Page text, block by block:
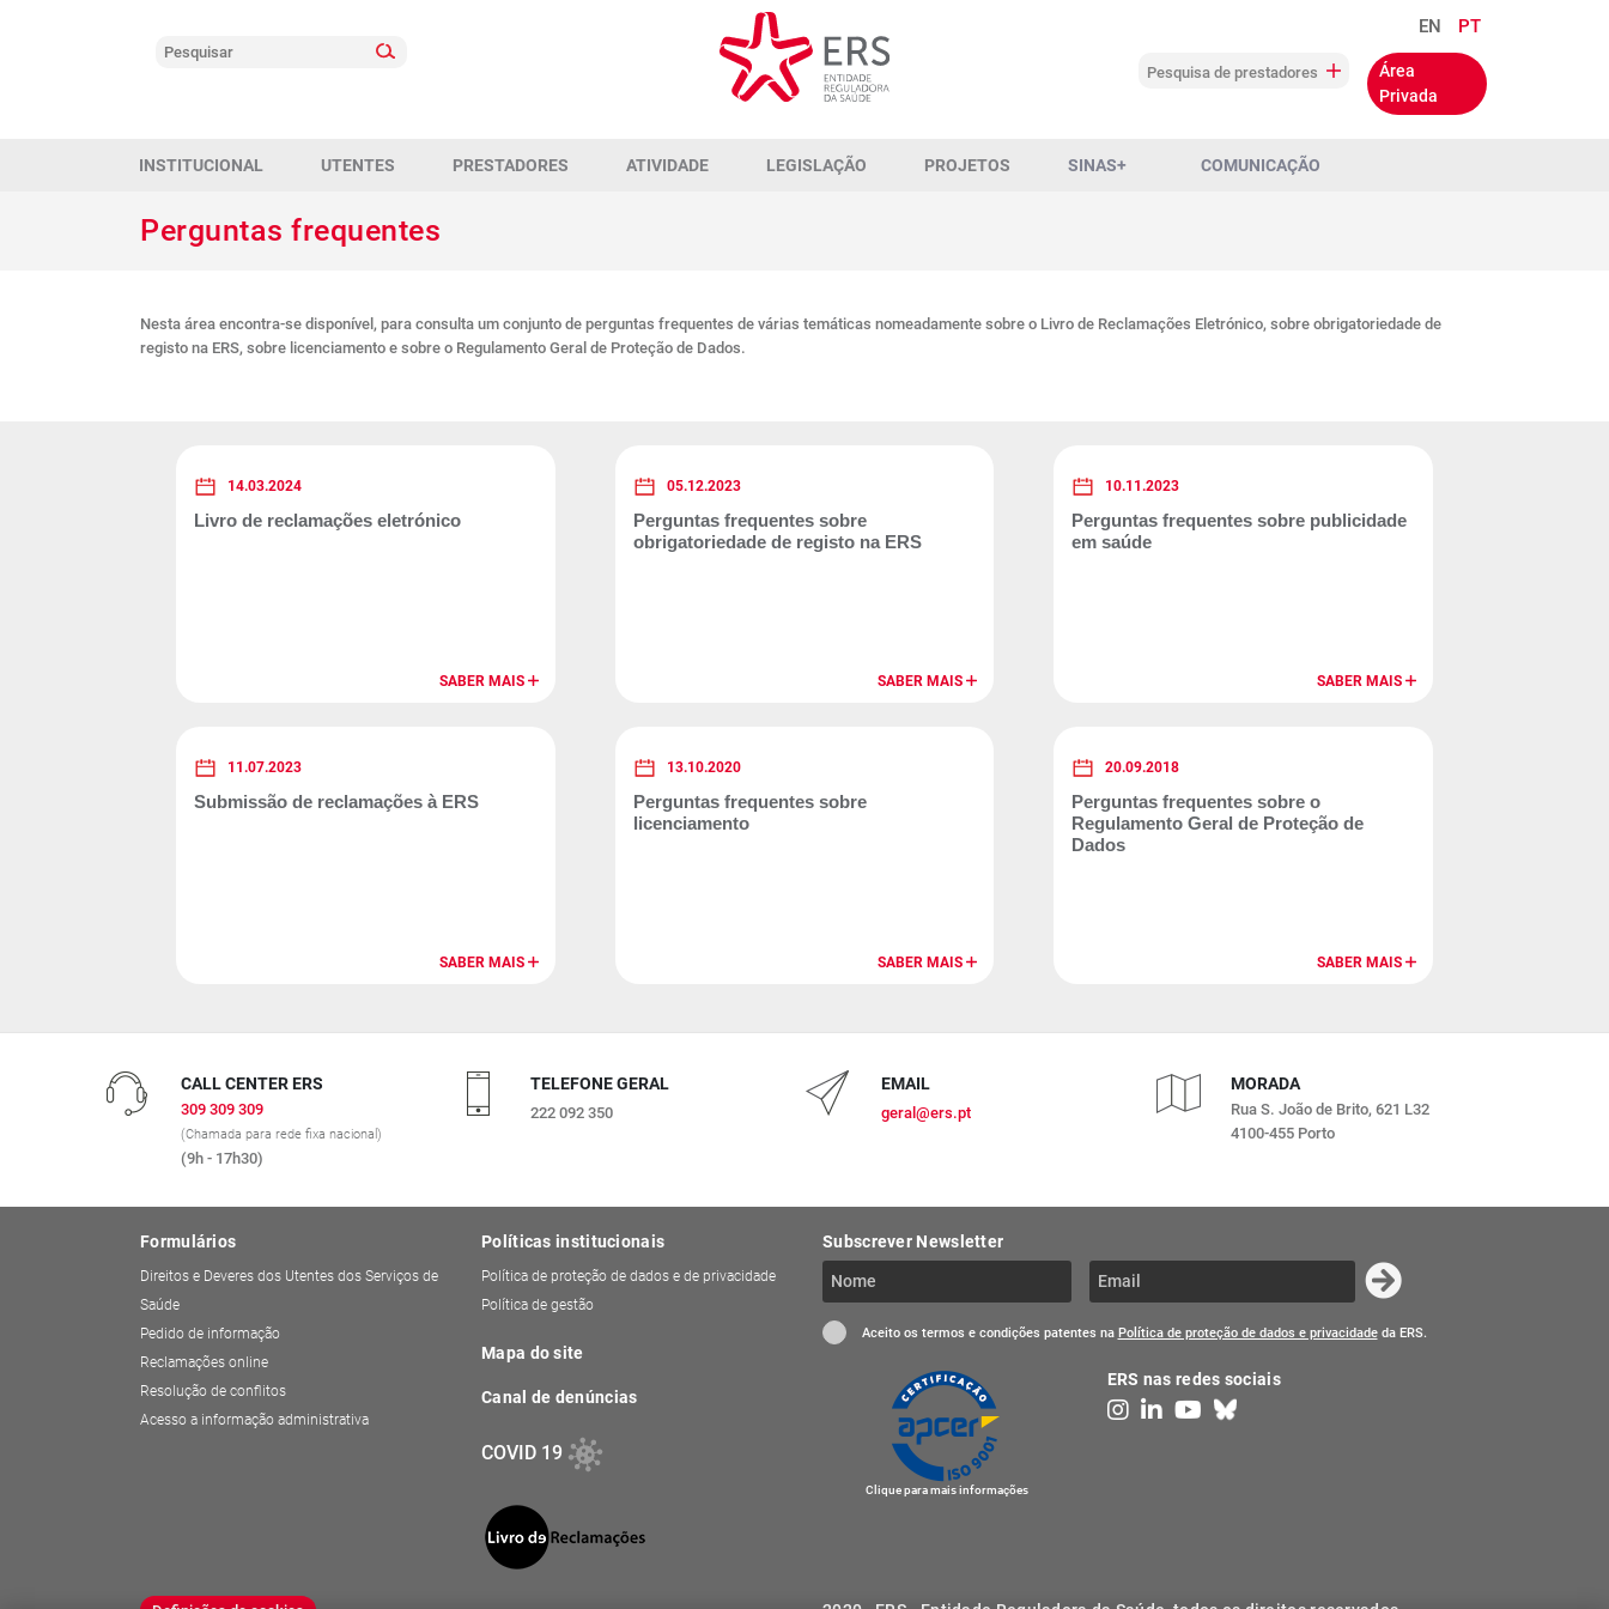
EN PT
Área
Privada
Pesquisa de prestadores
INSTITUCIONAL UTENTES PRESTADORES ATIVIDADE LEGISLAÇÃO PROJETOS SINAS+ COMUNICAÇÃO
Perguntas frequentes
Nesta área encontra-se disponível, para consulta um conjunto de perguntas frequentes de várias temáticas nomeadamente sobre o Livro de Reclamações Eletrónico, sobre obrigatoriedade de
registo na ERS, sobre licenciamento e sobre o Regulamento Geral de Proteção de Dados.
14.03.2024
Livro de reclamações eletrónico
SABER MAIS
05.12.2023
Perguntas frequentes sobre
obrigatoriedade de registo na ERS
SABER MAIS
10.11.2023
Perguntas frequentes sobre publicidade
em saúde
SABER MAIS
11.07.2023
Submissão de reclamações à ERS
SABER MAIS
13.10.2020
Perguntas frequentes sobre
licenciamento
SABER MAIS
20.09.2018
Perguntas frequentes sobre o
Regulamento Geral de Proteção de
Dados
SABER MAIS
CALL CENTER ERS
309 309 309
(Chamada para rede fixa nacional)
(9h - 17h30)
TELEFONE GERAL
222 092 350
EMAIL
geral@ers.pt
MORADA
Rua S. João de Brito, 621 L32
4100-455 Porto
Formulários
Direitos e Deveres dos Utentes dos Serviços de
Saúde
Pedido de informação
Reclamações online
Resolução de conflitos
Acesso a informação administrativa
Políticas institucionais
Política de proteção de dados e de privacidade
Política de gestão
Mapa do site
Canal de denúncias
COVID 19
Subscrever Newsletter
Aceito os termos e condições patentes na Política de proteção de dados e privacidadeda ERS.
Clique para mais informações
ERS nas redes sociais